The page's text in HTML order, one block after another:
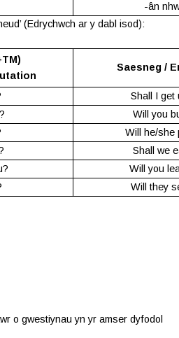
-ân
(Edrychwch ar y dabl isod):
Saesneg /
Shall I get
Will you
Will he/she
Shall we
Will you
Will they
o gwestiynau yn yr amser dyfodol